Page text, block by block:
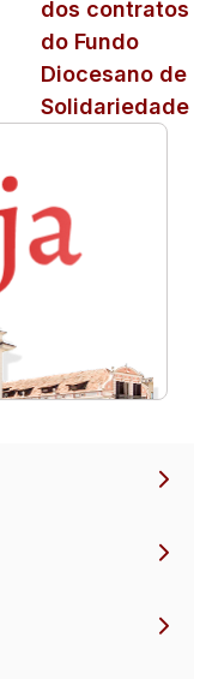
dos contratos
do Fundo
Diocesano de
Solidariedade